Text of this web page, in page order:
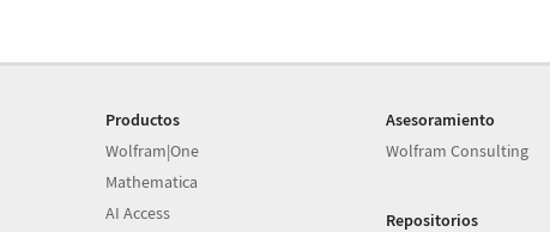
Productos
Wolfram|One
Mathematica
AI Access
Asesoramiento
Wolfram Consulting
Repositorios